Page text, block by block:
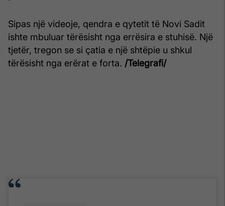
Sipas një videoje, qendra e qytetit të Novi Sadit
ishte mbuluar tërësisht nga errësira e stuhisë. Një
tjetër, tregon se si çatia e një shtëpie u shkul
tërësisht nga erërat e forta. /Telegrafi/